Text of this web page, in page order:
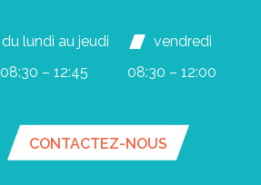
du lundi au jeudi
08:30 – 12:45
vendredi
08:30 – 12:00
CONTACTEZ-NOUS